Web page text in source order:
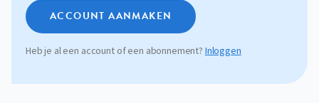
ACCOUNT AANMAKEN
Heb je al een account of een abonnement? Inloggen